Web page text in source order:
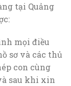
tại Quảng
mọi điều
sơ và các thủ
con cùng
sau khi xin